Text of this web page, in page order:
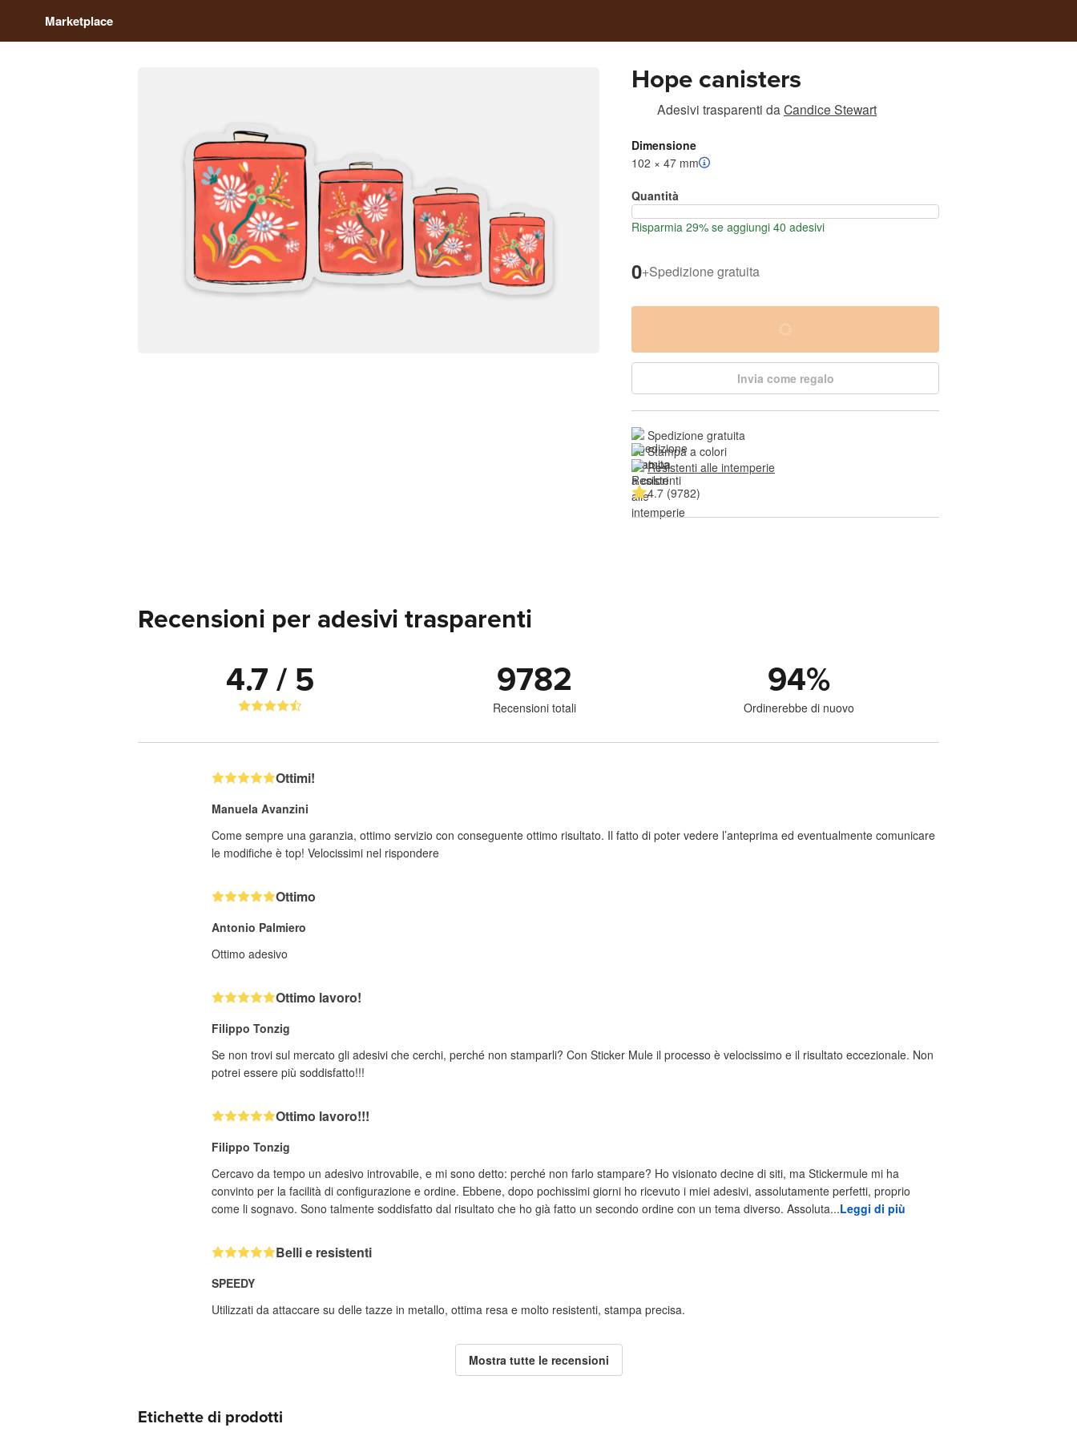
Marketplace
Hope canisters
Adesivi trasparenti da Candice Stewart
Dimensione
102 × 47 mm
Quantità
Risparmia 29% se aggiungi 40 adesivi
0+Spedizione gratuita
Invia come regalo
Spedizione gratuita
Stampa a colori
Resistenti alle intemperie
4.7 (9782)
Recensioni per adesivi trasparenti
4.7 / 5 9782
Recensioni totali
94%
Ordinerebbe di nuovo
Ottimi!
Manuela Avanzini
Come sempre una garanzia, ottimo servizio con conseguente ottimo risultato. Il fatto di poter vedere l’anteprima ed eventualmente comunicare
le modifiche è top! Velocissimi nel rispondere
Ottimo
Antonio Palmiero
Ottimo adesivo
Ottimo lavoro!
Filippo Tonzig
Se non trovi sul mercato gli adesivi che cerchi, perché non stamparli? Con Sticker Mule il processo è velocissimo e il risultato eccezionale. Non
potrei essere più soddisfatto!!!
Ottimo lavoro!!!
Filippo Tonzig
Cercavo da tempo un adesivo introvabile, e mi sono detto: perché non farlo stampare? Ho visionato decine di siti, ma Stickermule mi ha
convinto per la facilità di configurazione e ordine. Ebbene, dopo pochissimi giorni ho ricevuto i miei adesivi, assolutamente perfetti, proprio
come li sognavo. Sono talmente soddisfatto dal risultato che ho già fatto un secondo ordine con un tema diverso. Assoluta...Leggi di più
Belli e resistenti
SPEEDY
Utilizzati da attaccare su delle tazze in metallo, ottima resa e molto resistenti, stampa precisa.
Mostra tutte le recensioni
Etichette di prodotti